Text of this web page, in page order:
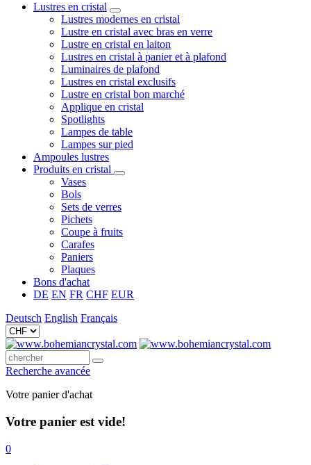
Lustres en cristal
Lustres modernes en cristal
Lustre en cristal avec bras en verre
Lustre en cristal en laiton
Lustres en cristal à panier et à plafond
Luminaires de plafond
Lustres en cristal exclusifs
Lustre en cristal bon marché
Applique en cristal
Spotlights
Lampes de table
Lampes sur pied
Ampoules lustres
Produits en cristal
Vases
Bols
Sets de verres
Pichets
Coupe à fruits
Carafes
Paniers
Plaques
Bons d'achat
DE EN FR CHF EUR
Deutsch English Français
Recherche avancée
Votre panier d'achat
Votre panier est vide!
0